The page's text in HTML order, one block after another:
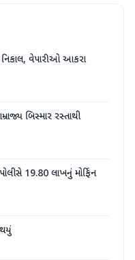
નિકાલ, વેપારીઓ આકરા
બિસ્માર રસ્તાથી
19.80 લાખનું મોર્ફિન
થયું